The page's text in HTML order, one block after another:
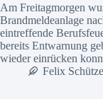
Am Freitagmorgen
Brandmeldeanlage
eintreffende
bereits Entwarnung
wieder einrücken
Felix Schütze